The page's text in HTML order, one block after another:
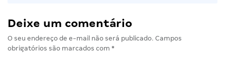
Deixe um comentário
O seu endereço de e-mail não será publicado. Campos
obrigatórios são marcados com *